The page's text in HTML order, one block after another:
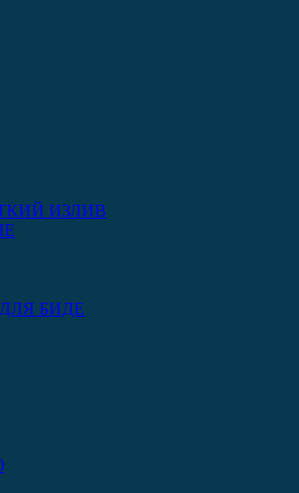
ИЗЛИВ
БИДЕ